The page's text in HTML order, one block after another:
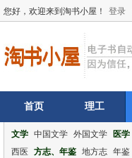
您好，欢迎来到淘书小屋！ 登录
首页 理工
文学 中国文学 外国文学 医学
西医
方志、年鉴 地方志 年鉴